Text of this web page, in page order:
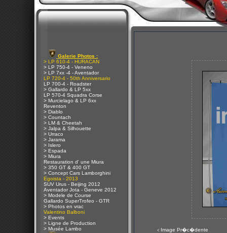
Galerie Photos :
> LP 610-4 - HURACAN
> LP 750-4 - Veneno
> LP 7xx -4 - Aventador
LP 720-4 - 50th Anniversario
LP 700-4 - Roadster
> Gallardo & LP 5xx
LP 570-4 Squadra Corse
> Murcielago & LP 6xx
Reventon
> Diablo
> Countach
> LM & Cheetah
> Jalpa & Silhouette
> Urraco
> Jarama
> Islero
> Espada
> Miura
Restauration d' une Miura
> 350 GT & 400 GT
> Concept Cars Lamborghini
Egoista - 2013
SUV Urus - Beijing 2012
Aventador Jota - Geneve 2012
> Modele de Course
Gallardo SuperTrofeo - GTR
> Photos en vrac
Valentino Balboni
> Events
> Ligne de Production
> Musée Lambo
< Image Pr�c�dente